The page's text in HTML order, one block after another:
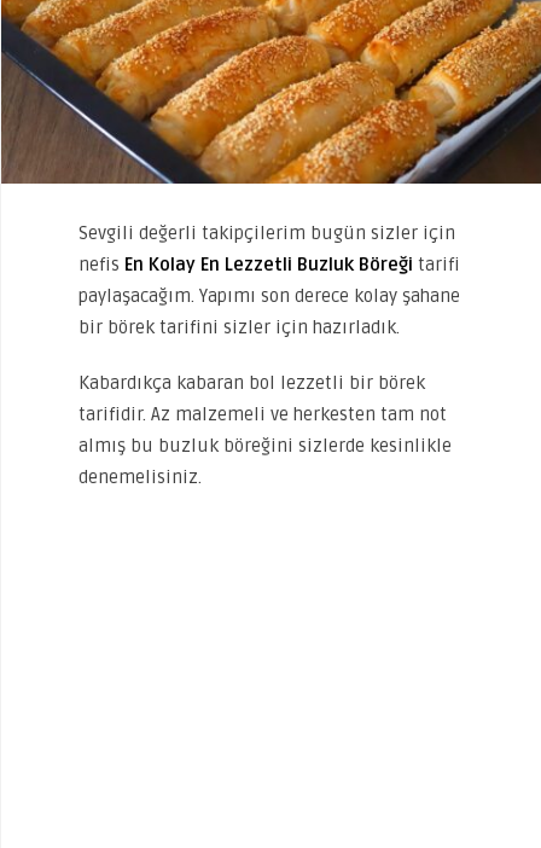
Sevgili değerli takipçilerim bugün sizler için
nefis En Kolay En Lezzetli Buzluk Böreği tarifi
paylaşacağım. Yapımı son derece kolay şahane
bir börek tarifini sizler için hazırladık.
Kabardıkça kabaran bol lezzetli bir börek
tarifidir. Az malzemeli ve herkesten tam not
almış bu buzluk böreğini sizlerde kesinlikle
denemelisiniz.